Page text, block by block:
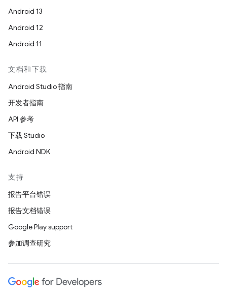
Android 13
Android 12
Android 11
文档和下载
Android Studio 指南
开发者指南
API 参考
下载 Studio
Android NDK
支持
报告平台错误
报告文档错误
Google Play support
参加调查研究